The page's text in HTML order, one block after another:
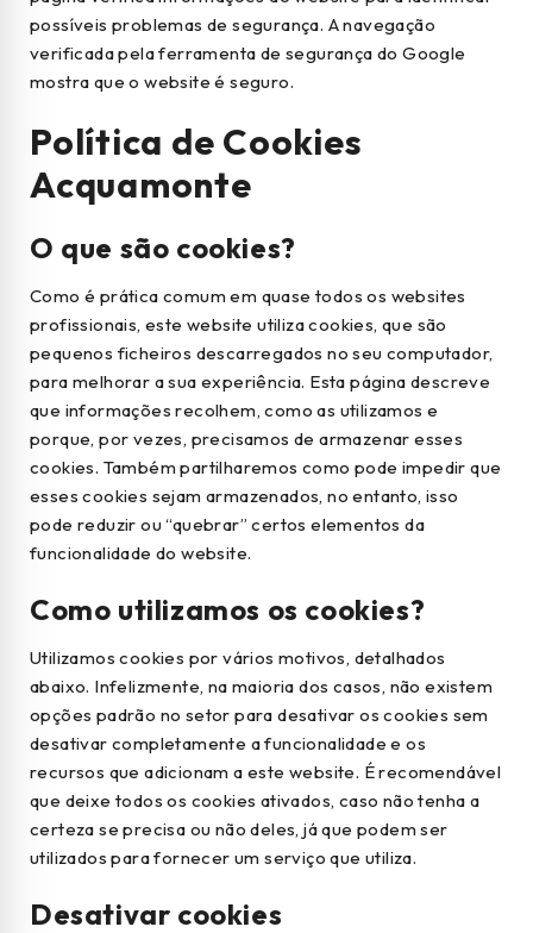
possíveis problemas de segurança. A navegação
verificada pela ferramenta de segurança do Google
mostra que o website é seguro.
Política de Cookies
Acquamonte
O que são cookies?
Como é prática comum em quase todos os websites
profissionais, este website utiliza cookies, que são
pequenos ficheiros descarregados no seu computador,
para melhorar a sua experiência. Esta página descreve
que informações recolhem, como as utilizamos e
porque, por vezes, precisamos de armazenar esses
cookies. Também partilharemos como pode impedir que
esses cookies sejam armazenados, no entanto, isso
pode reduzir ou “quebrar” certos elementos da
funcionalidade do website.
Como utilizamos os cookies?
Utilizamos cookies por vários motivos, detalhados
abaixo. Infelizmente, na maioria dos casos, não existem
opções padrão no setor para desativar os cookies sem
desativar completamente a funcionalidade e os
recursos que adicionam a este website. É recomendável
que deixe todos os cookies ativados, caso não tenha a
certeza se precisa ou não deles, já que podem ser
utilizados para fornecer um serviço que utiliza.
Desativar cookies